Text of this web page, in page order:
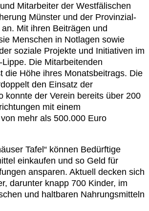
Mitarbeiter der Westfälischen
Münster und der Provinzial-
Mit ihren Beiträgen und
Menschen in Notlagen sowie
soziale Projekte und Initiativen im
Die Mitarbeitenden
die Höhe ihres Monatsbeitrags. Die
den Einsatz der
konnte der Verein bereits über 200
mit einem
mehr als 500.000 Euro
Tafel“ können Bedürftige
einkaufen und so Geld für
ansparen. Aktuell decken sich
darunter knapp 700 Kinder, im
und haltbaren Nahrungsmitteln